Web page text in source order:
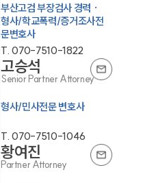
부산고검 부장검사 경력 ·
형사/학교폭력/증거조사전
문변호사
T.070-7510-1822
고승석
Senior Partner Attorney
형사/민사전문 변호사
T.070-7510-1046
황여진
Partner Attorney